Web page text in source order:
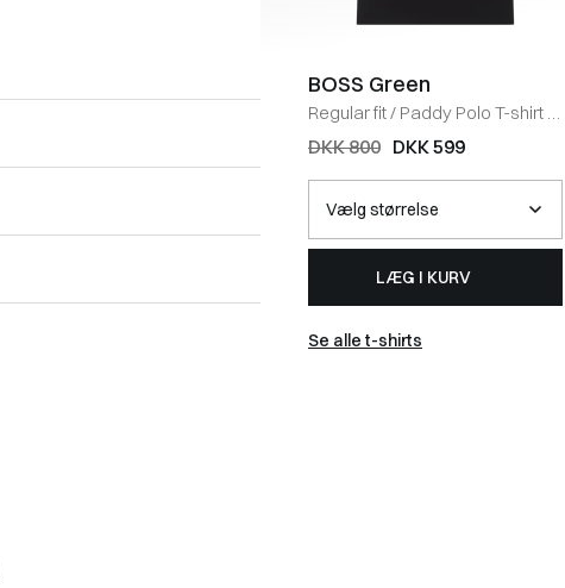
BOSS Green
Regular fit/ Paddy Polo T-shirt /
SORT
DKK 800 DKK 599
LÆG I KURV
Se alle t-shirts